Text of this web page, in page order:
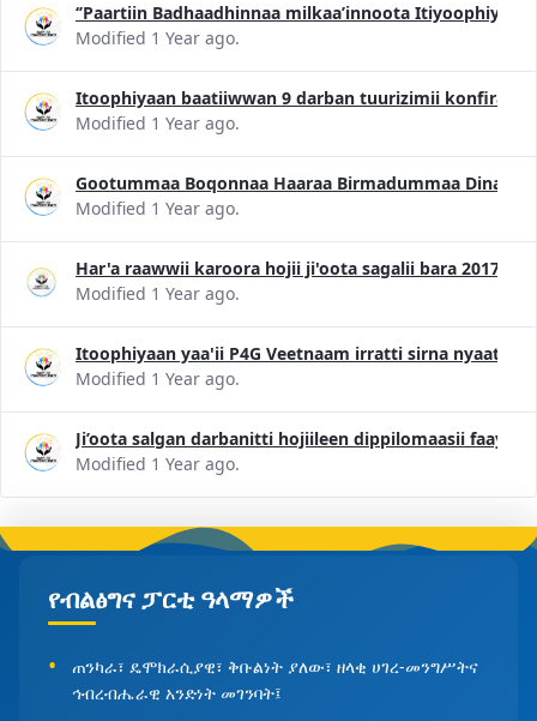
‘’Paartiin Badhaadhinnaa milkaa’innoota Itiyoophiyaa
Modified 1 Year ago.
Itoophiyaan baatiiwwan 9 darban tuurizimii
Modified 1 Year ago.
Gootummaa Boqonnaa Haaraa Birmadummaa
Modified 1 Year ago.
Har'a raawwii karoora hojii ji'oota sagalii bara 2017
Modified 1 Year ago.
Itoophiyaan yaa'ii P4G Veetnaam irratti sirna nyaataa
Modified 1 Year ago.
Ji’oota salgan darbanitti hojiileen dippilomaasii
Modified 1 Year ago.
የብልፅግና ፓርቲ ዓላማዎች
ጠንካራ፣ ዴሞክራሲያዊ፣ ቅቡልነት ያለው፣ ዘላቂ ሀገረ-መንግሥትና
ኅብረብሔራዊ አንድነት መገንባት፤